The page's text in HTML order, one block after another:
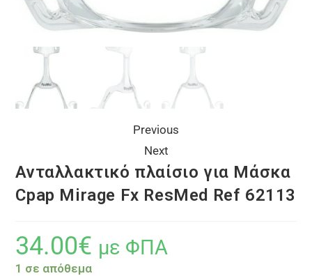
Previous
Next
Ανταλλακτικό πλαίσιο για Μάσκα
Cpap Mirage Fx ResMed Ref 62113
34.00€ με ΦΠΑ
1 σε απόθεμα